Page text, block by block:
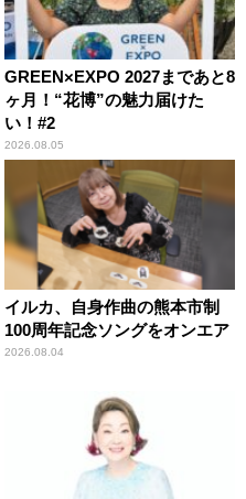
GREEN×EXPO 2027まであと8
ヶ月！“花博”の魅力届けた
い！#2
2026.08.05
イルカ、自身作曲の熊本市制
100周年記念ソングをオンエア
2026.08.04